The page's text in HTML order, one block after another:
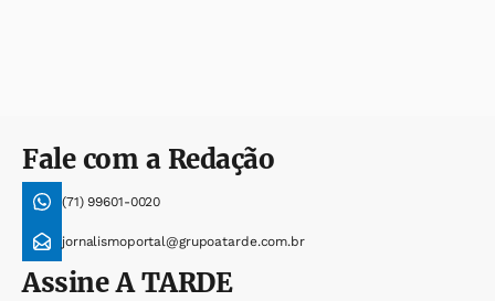
Fale com a Redação
(71) 99601-0020
jornalismoportal@grupoatarde.com.br
AssineA TARDE